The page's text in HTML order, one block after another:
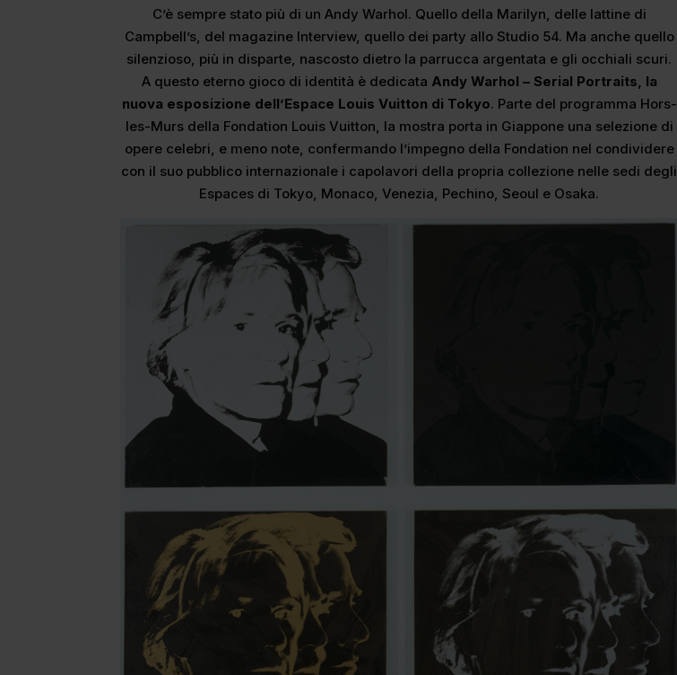
C’è sempre stato più di un Andy Warhol. Quello della Marilyn, delle lattine di
Campbell’s, del magazine Interview, quello dei party allo Studio 54. Ma anche quello
silenzioso, più in disparte, nascosto dietro la parrucca argentata e gli occhiali scuri.
A questo eterno gioco di identità è dedicata Andy Warhol – Serial Portraits, la
nuova esposizione dell’Espace Louis Vuitton di Tokyo. Parte del programma Hors-
les-Murs della Fondation Louis Vuitton, la mostra porta in Giappone una selezione di
opere celebri, e meno note, confermando l’impegno della Fondation nel condividere
con il suo pubblico internazionale i capolavori della propria collezione nelle sedi degli
Espaces di Tokyo, Monaco, Venezia, Pechino, Seoul e Osaka.